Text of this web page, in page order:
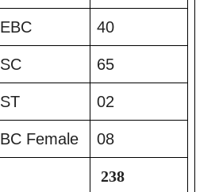
EBC 40
SC 65
ST 02
BC Female 08
238